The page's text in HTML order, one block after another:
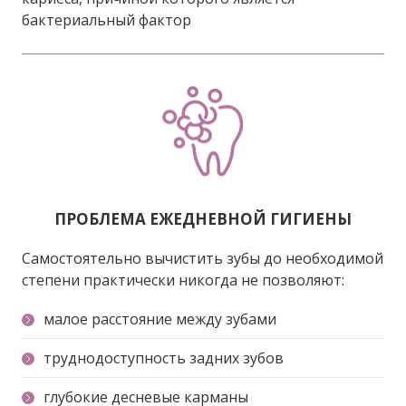
бактериальный фактор
ПРОБЛЕМА ЕЖЕДНЕВНОЙ ГИГИЕНЫ
Самостоятельно вычистить зубы до необходимой
степени практически никогда не позволяют:
малое расстояние между зубами
труднодоступность задних зубов
глубокие десневые карманы